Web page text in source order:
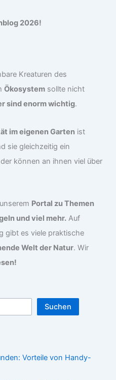
2026!
Kreaturen des
Ökosystem sollte nicht
sind enorm wichtig.
im eigenen Garten ist
sie gleichzeitig ein
können an ihnen viel über
Portal zu Themen
und viel mehr. Auf
gibt es viele praktische
Welt der Natur. Wir
Suchen
Vorteile von Handy-